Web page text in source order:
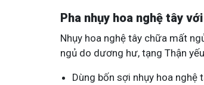
Pha nhụy hoa nghệ tây
Nhụy hoa nghệ tây chữa mất
ngủ do dương hư, tạng Thận
Dùng bốn sợi nhụy hoa